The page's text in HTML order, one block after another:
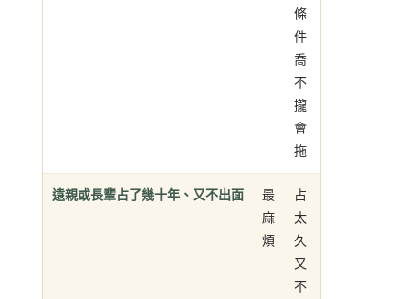
條
件
喬
不
攏
會
拖
遠親或長輩占了幾十年、又不出面
最
麻
煩
占
太
久
又
不